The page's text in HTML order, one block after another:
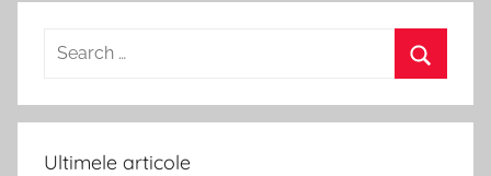
Search
Ultimele articole